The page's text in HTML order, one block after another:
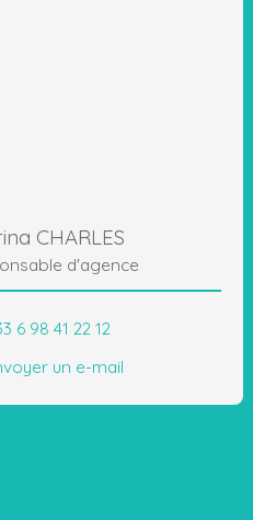
CHARLES
d'agence
6 98 41 22 12
un e-mail